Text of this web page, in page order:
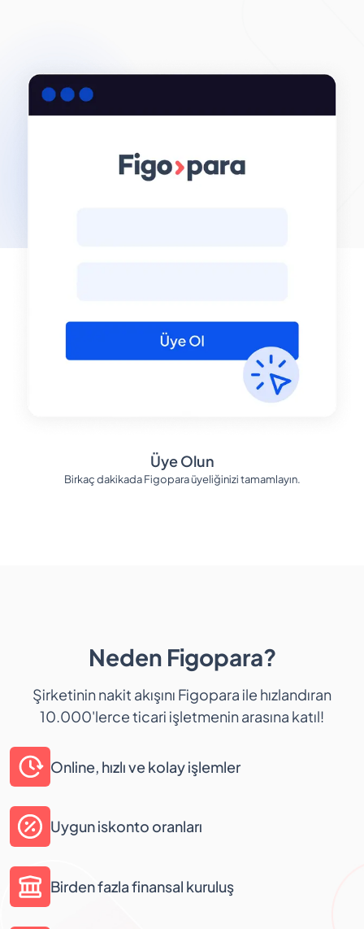
Üye Olun
Birkaç dakikada Figopara üyeliğinizi tamamlayın.
Neden Figopara?
Şirketinin nakit akışını Figopara ile hızlandıran
10.000'lerce ticari işletmenin arasına katıl!
Online, hızlı ve kolay işlemler
Uygun iskonto oranları
Birden fazla finansal kuruluş